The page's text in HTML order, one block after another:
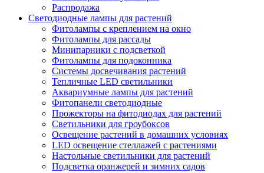
Распродажа
Светодиодные лампы для растений
Фитолампы с креплением на окно
Фитолампы для рассады
Минипарники с подсветкой
Фитолампы для подоконника
Системы досвечивания растений
Тепличные LED светильники
Аквариумные лампы для растений
Фитопанели светодиодные
Прожекторы на фитодиодах для растений
Светильники для гроубоксов
Освещение растений в домашних условиях
LED освещение стеллажей с растениями
Настольные светильники для растений
Подсветка оранжерей и зимних садов